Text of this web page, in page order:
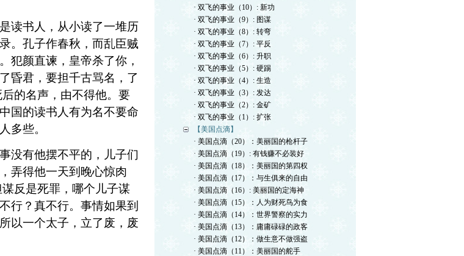
读书人，从小读了一堆历
。孔子作春秋，而乱臣贼
犯颜直谏，皇帝杀了你，
昏君，要担千古骂名，了
的名声，由不得他。要
国的读书人有为名不要命
多些。
没有他摆不平的，儿子们
弄得他一天到晚心惊肉
反是死罪，哪个儿子谋
行？真不行。事情如果到
以一个太子，立了废，废
· 双飞的事业（10）: 新功
· 双飞的事业（9）: 图谋
· 双飞的事业（8）: 转弯
· 双飞的事业（7）: 平反
· 双飞的事业（6）: 升职
· 双飞的事业（5）: 硬踢
· 双飞的事业（4）: 生造
· 双飞的事业（3）: 发达
· 双飞的事业（2）: 金矿
· 双飞的事业（1）: 扩张
【美国点滴】
· 美国点滴（20）：美丽国的枪杆子
· 美国点滴（19）: 有钱赚不必装好
· 美国点滴（18）：美丽国的第四权
· 美国点滴（17）：与生俱来的自由
· 美国点滴（16）: 美丽国的定海神
· 美国点滴（15）：人为财死鸟为食
· 美国点滴（14）：世界警察的实力
· 美国点滴（13）：庸庸碌碌的政客
· 美国点滴（12）：做生意不做强盗
· 美国点滴（11）：美丽国的舵手